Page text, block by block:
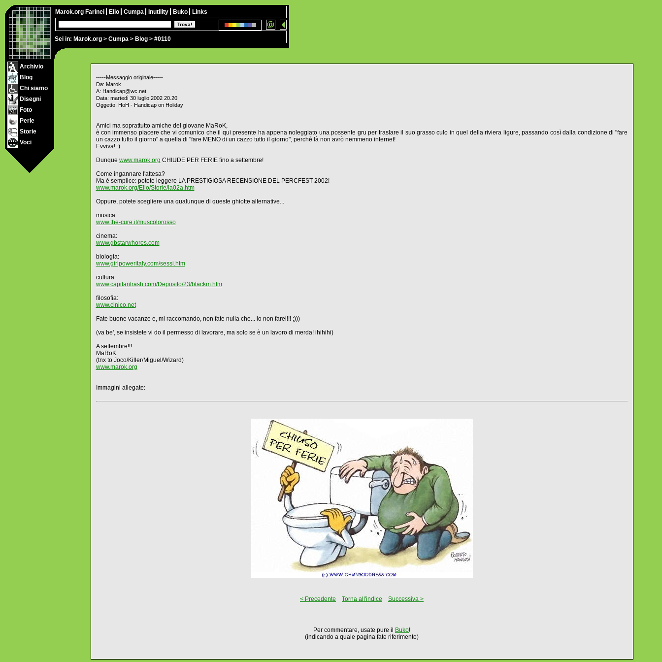
Sei in: Marok.org > Cumpa > Blog > #0110
Marok.org Farinei Elio Cumpa Inutility Buko Links
Archivio
Blog
Chi siamo
Disegni
Foto
Perle
Storie
Voci
-----Messaggio originale-----
Da: Marok
A: Handicap@wc.net
Data: martedì 30 luglio 2002 20.20
Oggetto: HoH - Handicap on Holiday
Amici ma soprattutto amiche del giovane MaRoK,
è con immenso piacere che vi comunico che il qui presente ha appena noleggiato una possente gru per traslare il suo grasso culo in quel della riviera ligure, passando così dalla condizione di "fare
un cazzo tutto il giorno" a quella di "fare MENO di un cazzo tutto il giorno", perché là non avrò nemmeno internet!
Evviva! :)
Dunque www.marok.org CHIUDE PER FERIE fino a settembre!
Come ingannare l'attesa?
Ma è semplice: potete leggere LA PRESTIGIOSA RECENSIONE DEL PERCFEST 2002!
www.marok.org/Elio/Storie/la02a.htm
Oppure, potete scegliere una qualunque di queste ghiotte alternative...
musica:
www.the-cure.it/muscolorosso
cinema:
www.gbstarwhores.com
biologia:
www.girlpoweritaly.com/sessi.htm
cultura:
www.capitantrash.com/Deposito/23/blackm.htm
filosofia:
www.cinico.net
Fate buone vacanze e, mi raccomando, non fate nulla che... io non farei!!! ;)))
(va be', se insistete vi do il permesso di lavorare, ma solo se è un lavoro di merda! ihihihi)
A settembre!!!
MaRoK
(tnx to Joco/Killer/Miguel/Wizard)
www.marok.org
Immagini allegate:
< Precedente Torna all'indice Successiva >
Per commentare, usate pure il Buko!
(indicando a quale pagina fate riferimento)